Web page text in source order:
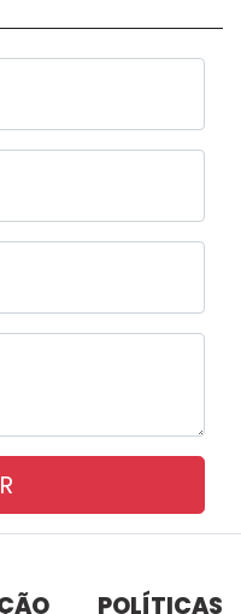
POLÍTICAS